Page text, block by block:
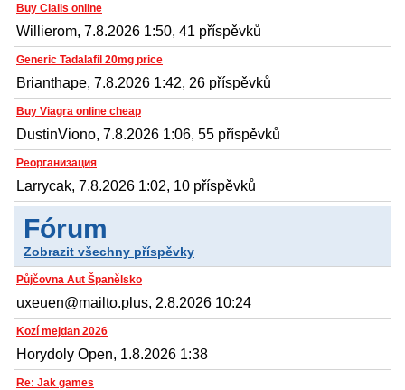
Buy Cialis online
Willierom, 7.8.2026 1:50, 41 příspěvků
Generic Tadalafil 20mg price
Brianthape, 7.8.2026 1:42, 26 příspěvků
Buy Viagra online cheap
DustinViono, 7.8.2026 1:06, 55 příspěvků
Реорганизация
Larrycak, 7.8.2026 1:02, 10 příspěvků
Fórum
Zobrazit všechny příspěvky
Půjčovna Aut Španělsko
uxeuen@mailto.plus, 2.8.2026 10:24
Kozí mejdan 2026
Horydoly Open, 1.8.2026 1:38
Re: Jak games